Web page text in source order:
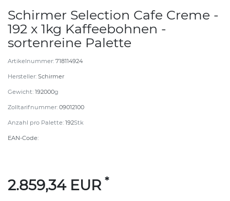
Schirmer Selection Cafe Creme -
192 x 1kg Kaffeebohnen -
sortenreine Palette
Artikelnummer: 718114924
Hersteller: Schirmer
Gewicht: 192000g
Zolltarifnummer: 09012100
Anzahl pro Palette: 192Stk
EAN-Code:
2.859,34 EUR *